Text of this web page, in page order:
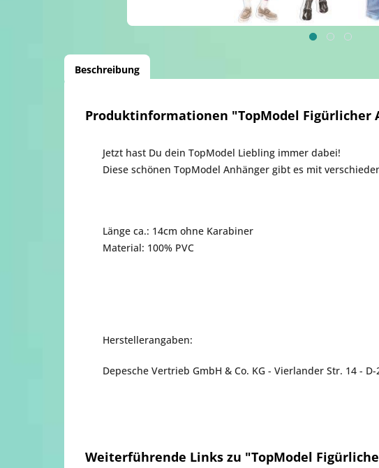
Beschreibung
Produktinformationen "TopModel Figürlicher
Jetzt hast Du dein TopModel Liebling immer dabei!
Diese schönen TopModel Anhänger gibt es mit
Länge ca.: 14cm ohne Karabiner
Material: 100% PVC
Herstellerangaben:
Depesche Vertrieb GmbH & Co. KG - Vierlander Str. 14 -
Weiterführende Links zu "TopModel